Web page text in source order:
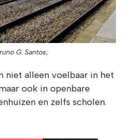
G. Santos;
niet alleen voelbaar in het
ook in openbare
en zelfs scholen.